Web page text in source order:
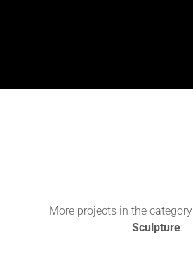
More projects in the category
Sculpture: